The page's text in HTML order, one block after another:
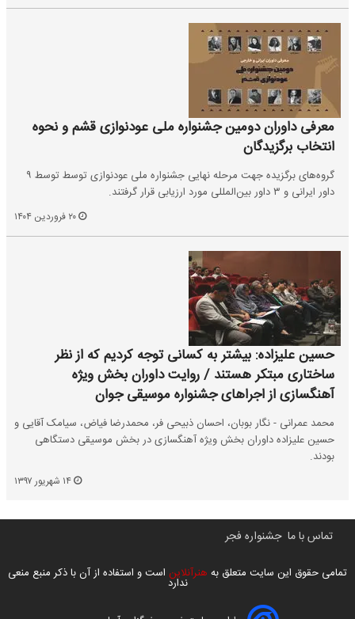
معرفی داوران دومین جشنواره ملی عودنوازی قشم و نحوه
انتخاب برگزیدگان
گروه‌های برگزیده جهت مرحله نهایی جشنواره ملی عودنوازی توسط توسط ۹
داور ایرانی و ۳ داور بین‌المللی مورد ارزیابی قرار گرفتند.
حسین علیزاده: بیشتر به کسانی توجه کردیم که از نظر
ساختاری مبتکر هستند / روایت داوران بخش ویژه
آهنگسازی از اجراهای جشنواره موسیقی جوان
محمد عمرانی - نگار بوبان، احسان ذبیحی فر، محمدرضا فیاض، سیامک آقایی و
حسین علیزاده داوران بخش ویژه آهنگسازی در بخش موسیقی دستگاهی
بودند.
تماس با ما جشنواره فجر
تمامی حقوق این سایت متعلق به هنرآنلاین است و استفاده از آن با ذکر منبع منعی
ندارد